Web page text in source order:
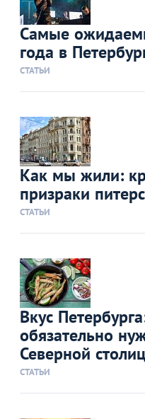
Самые
года в
СТАТЬИ
Как мы жили:
призраки
СТАТЬИ
Вкус
обязательно
Северной
СТАТЬИ